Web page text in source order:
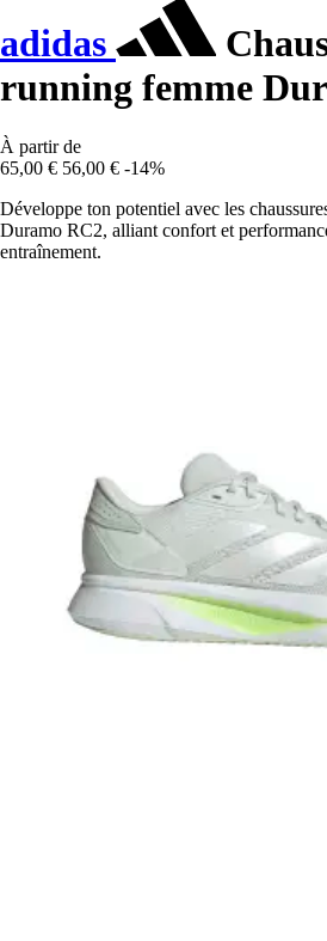
adidas
running femme
À partir de
65,00 € 56,00 € -14%
Développe ton potentiel avec les
Duramo RC2, alliant confort et
entraînement.